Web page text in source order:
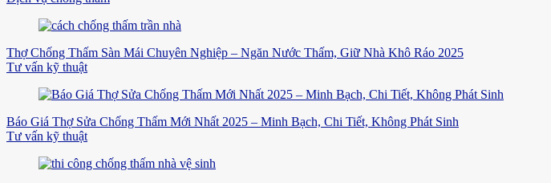
Thợ Chống Thấm Sàn Mái Chuyên Nghiệp – Ngăn Nước Thấm, Giữ Nhà Khô Ráo 2025
Tư vấn kỹ thuật
Báo Giá Thợ Sửa Chống Thấm Mới Nhất 2025 – Minh Bạch, Chi Tiết, Không Phát Sinh
Tư vấn kỹ thuật